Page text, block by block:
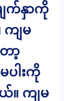
က်နှာကို
ျမ
ာ့
ပါးကို
။ ကျမ